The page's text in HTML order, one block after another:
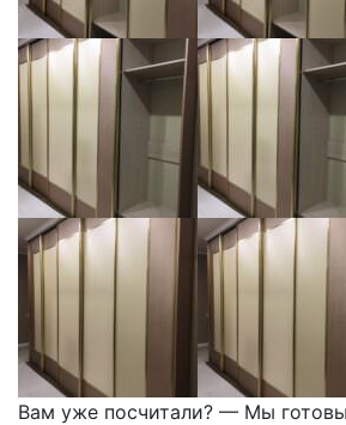
Вам уже посчитали? — Мы